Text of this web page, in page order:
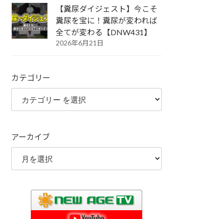
【糞尿ダイジェスト】今こそ
糞尿を宝に！糞尿が変われば
全てが変わる【DNW431】
2026年6月21日
カテゴリー
アーカイブ